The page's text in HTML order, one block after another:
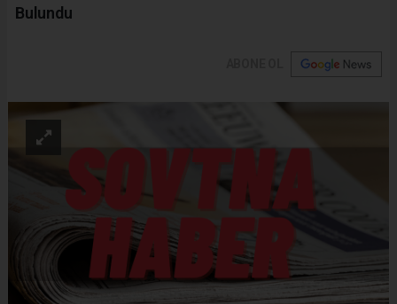
Bulundu